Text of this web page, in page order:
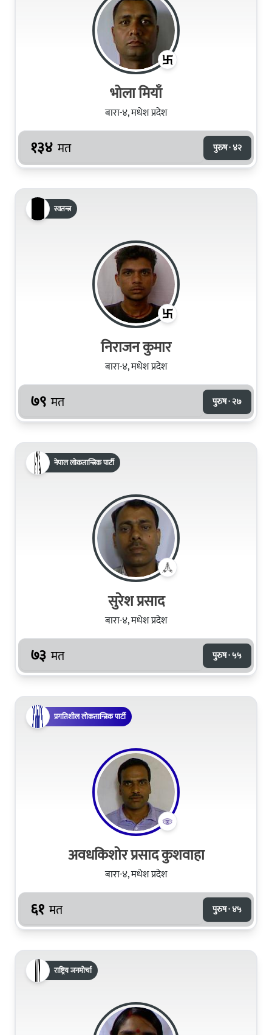
भोला मियाँ
बारा-४, मधेश प्रदेश
१३४ मत पुरुष · ४२
स्वतन्त्र
निराजन कुमार
बारा-४, मधेश प्रदेश
७९ मत पुरुष · २७
नेपाल लोकतान्त्रिक पार्टी
सुरेश प्रसाद
बारा-४, मधेश प्रदेश
७३ मत पुरुष · ५५
प्रगतिशील लोकतान्त्रिक पार्टी
अवधकिशोर प्रसाद कुशवाहा
बारा-४, मधेश प्रदेश
६१ मत पुरुष · ४५
राष्ट्रिय जनमोर्चा